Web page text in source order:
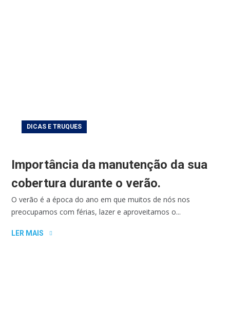
DICAS E TRUQUES
Importância da manutenção da sua
cobertura durante o verão.
O verão é a época do ano em que muitos de nós nos
preocupamos com férias, lazer e aproveitamos o...
LER MAIS